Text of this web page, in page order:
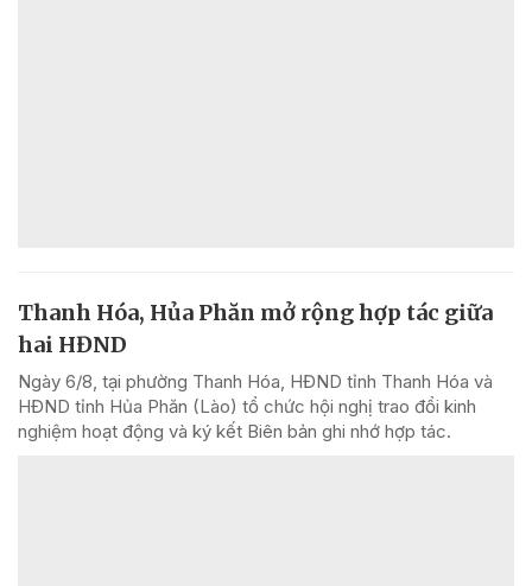
Thanh Hóa, Hủa Phăn mở rộng hợp tác giữa
hai HĐND
Ngày 6/8, tại phường Thanh Hóa, HĐND tỉnh Thanh Hóa và
HĐND tỉnh Hủa Phăn (Lào) tổ chức hội nghị trao đổi kinh
nghiệm hoạt động và ký kết Biên bản ghi nhớ hợp tác.